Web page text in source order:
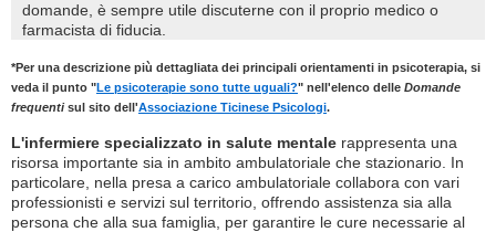
domande, è sempre utile discuterne con il proprio medico o
farmacista di fiducia.
*Per una descrizione più dettagliata dei principali orientamenti in psicoterapia, si
veda il punto "Le psicoterapie sono tutte uguali?" nell'elenco delle Domande
frequentisul sito dell'Associazione Ticinese Psicologi.
L'infermiere specializzato in salute mentale rappresenta una
risorsa importante sia in ambito ambulatoriale che stazionario. In
particolare, nella presa a carico ambulatoriale collabora con vari
professionisti e servizi sul territorio, offrendo assistenza sia alla
persona che alla sua famiglia, per garantire le cure necessarie al